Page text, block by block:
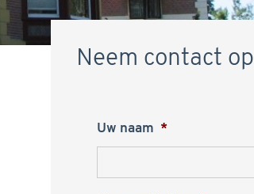
Neem contact op
Uw naam *